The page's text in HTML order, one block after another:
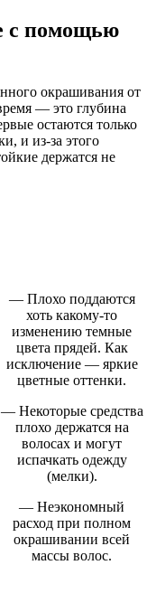
с помощью
окрашивания от
— это глубина
остаются только
и из-за этого
держатся не
— Плохо поддаются
хоть какому-то
изменению темные
цвета прядей. Как
исключение — яркие
цветные оттенки.
— Некоторые средства
плохо держатся на
волосах и могут
испачкать одежду
(мелки).
— Неэкономный
расход при полном
окрашивании всей
массы волос.